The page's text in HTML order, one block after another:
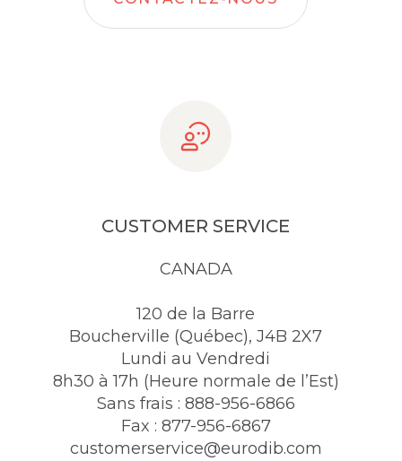
CUSTOMER SERVICE
CANADA
120 de la Barre
Boucherville (Québec), J4B 2X7
Lundi au Vendredi
8h30 à 17h (Heure normale de l’Est)
Sans frais : 888-956-6866
Fax : 877-956-6867
customerservice@eurodib.com